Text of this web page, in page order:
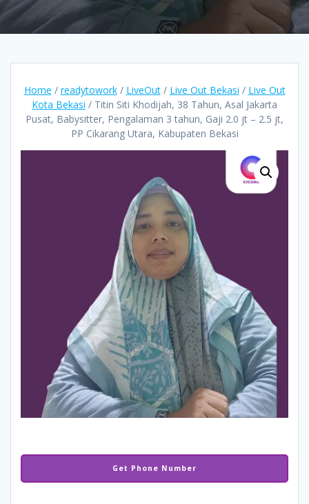
Home / readytowork/ LiveOut/ Live Out Bekasi / Live Out
Kota Bekasi / Titin Siti Khodijah, 38 Tahun, Asal Jakarta
Pusat, Babysitter, Pengalaman 3 tahun, Gaji 2.0 jt – 2.5 jt,
PP Cikarang Utara, Kabupaten Bekasi
Get Phone Number